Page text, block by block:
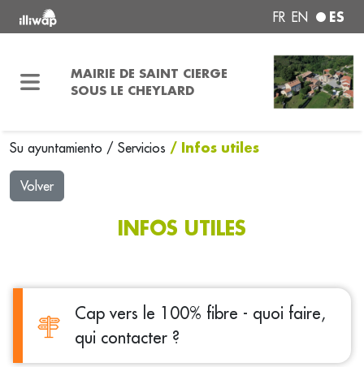
FR EN ES
MAIRIE DE SAINT CIERGE
SOUS LE CHEYLARD
Su ayuntamiento / Servicios / Infos utiles
Volver
INFOS UTILES
Cap vers le 100% fibre - quoi faire,
qui contacter ?